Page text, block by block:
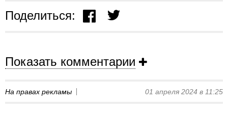
Поделиться:
Показать комментарии
На правах рекламы 01 апреля 2024 в 11:25